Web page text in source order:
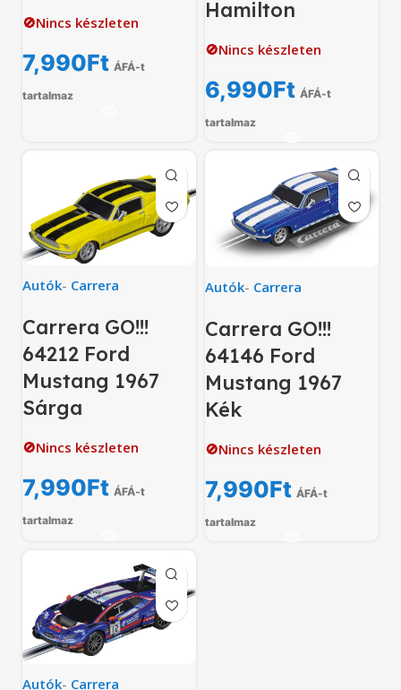
🚫Nincs készleten
7,990Ft ÁFÁ-t
tartalmaz
Hamilton
🚫Nincs készleten
6,990Ft ÁFÁ-t
tartalmaz
Autók- Carrera
Carrera GO!!!
64212 Ford
Mustang 1967
Sárga
🚫Nincs készleten
7,990Ft ÁFÁ-t
tartalmaz
Autók- Carrera
Carrera GO!!!
64146 Ford
Mustang 1967
Kék
🚫Nincs készleten
7,990Ft ÁFÁ-t
tartalmaz
Autók- Carrera